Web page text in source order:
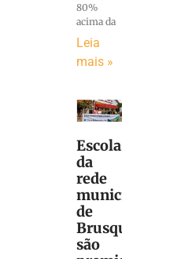
80%
acima da
Leia
mais »
Escolas
da
rede
municipal
de
Brusque
são